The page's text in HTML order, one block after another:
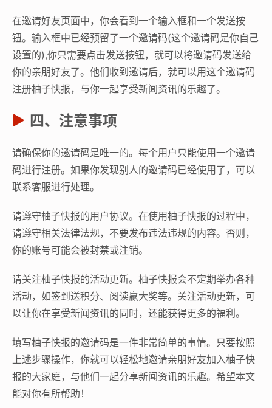
在邀请好友页面中，你会看到一个输入框和一个发送按
钮。输入框中已经预留了一个邀请码(这个邀请码是你自己
设置的),你只需要点击发送按钮，就可以将邀请码发送给
你的亲朋好友了。他们收到邀请后，就可以用这个邀请码
注册柚子快报，与你一起享受新闻资讯的乐趣了。
四、注意事项
请确保你的邀请码是唯一的。每个用户只能使用一个邀请
码进行注册。如果你发现别人的邀请码已经使用了，可以
联系客服进行处理。
请遵守柚子快报的用户协议。在使用柚子快报的过程中，
请遵守相关法律法规，不要发布违法违规的内容。否则，
你的账号可能会被封禁或注销。
请关注柚子快报的活动更新。柚子快报会不定期举办各种
活动，如签到送积分、阅读赢大奖等。关注活动更新，可
以让你在享受新闻资讯的同时，还能获得更多的福利。
填写柚子快报的邀请码是一件非常简单的事情。只要按照
上述步骤操作，你就可以轻松地邀请亲朋好友加入柚子快
报的大家庭，与他们一起分享新闻资讯的乐趣。希望本文
能对你有所帮助！